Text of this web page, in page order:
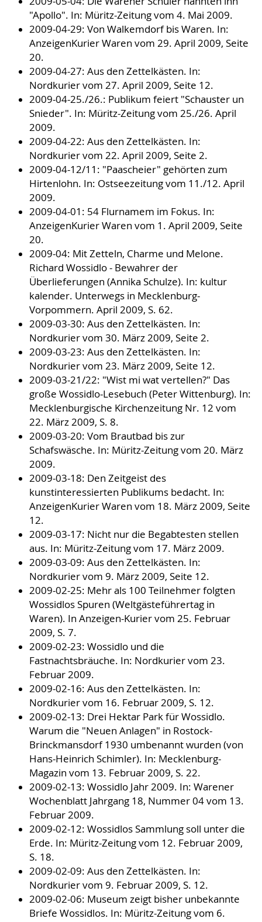
"Apollo". In: Müritz-Zeitung vom 4. Mai 2009.
2009-04-29: Von Walkemdorf bis Waren. In:
AnzeigenKurier Waren vom 29. April 2009, Seite
20.
2009-04-27: Aus den Zettelkästen. In:
Nordkurier vom 27. April 2009, Seite 12.
2009-04-25./26.: Publikum feiert "Schauster un
Snieder". In: Müritz-Zeitung vom 25./26. April
2009.
2009-04-22: Aus den Zettelkästen. In:
Nordkurier vom 22. April 2009, Seite 2.
2009-04-12/11: "Paascheier" gehörten zum
Hirtenlohn. In: Ostseezeitung vom 11./12. April
2009.
2009-04-01: 54 Flurnamem im Fokus. In:
AnzeigenKurier Waren vom 1. April 2009, Seite
20.
2009-04: Mit Zetteln, Charme und Melone.
Richard Wossidlo - Bewahrer der
Überlieferungen (Annika Schulze). In: kultur
kalender. Unterwegs in Mecklenburg-
Vorpommern. April 2009, S. 62.
2009-03-30: Aus den Zettelkästen. In:
Nordkurier vom 30. März 2009, Seite 2.
2009-03-23: Aus den Zettelkästen. In:
Nordkurier vom 23. März 2009, Seite 12.
2009-03-21/22: "Wist mi wat vertellen?" Das
große Wossidlo-Lesebuch (Peter Wittenburg). In:
Mecklenburgische Kirchenzeitung Nr. 12 vom
22. März 2009, S. 8.
2009-03-20: Vom Brautbad bis zur
Schafswäsche. In: Müritz-Zeitung vom 20. März
2009.
2009-03-18: Den Zeitgeist des
kunstinteressierten Publikums bedacht. In:
AnzeigenKurier Waren vom 18. März 2009, Seite
12.
2009-03-17: Nicht nur die Begabtesten stellen
aus. In: Müritz-Zeitung vom 17. März 2009.
2009-03-09: Aus den Zettelkästen. In:
Nordkurier vom 9. März 2009, Seite 12.
2009-02-25: Mehr als 100 Teilnehmer folgten
Wossidlos Spuren (Weltgästeführertag in
Waren). In Anzeigen-Kurier vom 25. Februar
2009, S. 7.
2009-02-23: Wossidlo und die
Fastnachtsbräuche. In: Nordkurier vom 23.
Februar 2009.
2009-02-16: Aus den Zettelkästen. In:
Nordkurier vom 16. Februar 2009, S. 12.
2009-02-13: Drei Hektar Park für Wossidlo.
Warum die "Neuen Anlagen" in Rostock-
Brinckmansdorf 1930 umbenannt wurden (von
Hans-Heinrich Schimler). In: Mecklenburg-
Magazin vom 13. Februar 2009, S. 22.
2009-02-13: Wossidlo Jahr 2009. In: Warener
Wochenblatt Jahrgang 18, Nummer 04 vom 13.
Februar 2009.
2009-02-12: Wossidlos Sammlung soll unter die
Erde. In: Müritz-Zeitung vom 12. Februar 2009,
S. 18.
2009-02-09: Aus den Zettelkästen. In:
Nordkurier vom 9. Februar 2009, S. 12.
2009-02-06: Museum zeigt bisher unbekannte
Briefe Wossidlos. In: Müritz-Zeitung vom 6.